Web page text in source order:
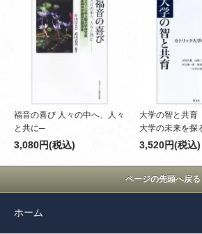
福音の喜び 人々の中へ、人々
と共に─
3,080円(税込)
大学の智と共
大学の未来を探
3,520円(税込)
ページの先頭へ戻る
ホーム